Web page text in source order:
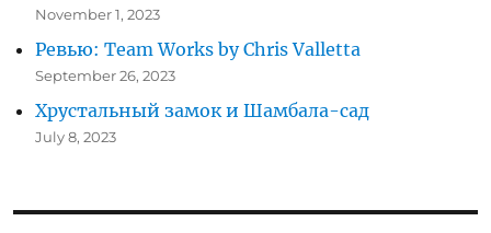
November 1, 2023
Ревью: Team Works by Chris Valletta
September 26, 2023
Хрустальный замок и Шамбала-сад
July 8, 2023